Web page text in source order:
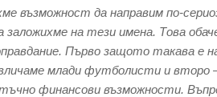
възможност да направим по-
заложихме на тези имена. Това
Първо защото такава е
млади футболисти и второ
финансови възможности.